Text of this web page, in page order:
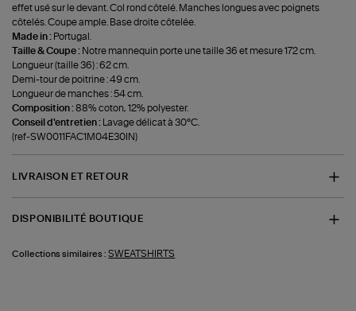
effet usé sur le devant. Col rond côtelé. Manches longues avec poignets
côtelés. Coupe ample. Base droite côtelée.
Made in : Portugal.
Taille & Coupe : Notre mannequin porte une taille 36 et mesure 172 cm.
Longueur (taille 36) : 62 cm.
Demi-tour de poitrine : 49 cm.
Longueur de manches : 54 cm.
Composition :88% coton, 12% polyester.
Conseil d'entretien :
Lavage délicat à 30°C.
(ref-SW0011FAC1M04E30IN)
LIVRAISON ET RETOUR
DISPONIBILITÉ BOUTIQUE
Collections similaires : SWEATSHIRTS